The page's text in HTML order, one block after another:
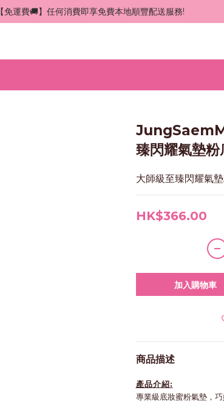
【免運費🚚】任何消費即享免費本地順豐配送服務!
臻閃耀氣墊
大師級至臻閃耀氣
HK$366.00
加入購物車
商品描述
產品介紹:
專業級底妝蜜粉氣墊，